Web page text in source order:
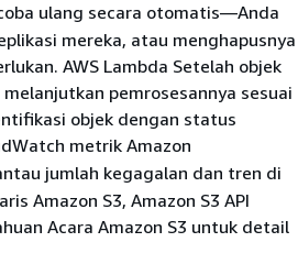
ulang secara otomatis—Anda
mereka, atau menghapusnya
AWS Lambda Setelah objek
pemrosesannya sesuai
objek dengan status
metrik Amazon
jumlah kegagalan dan tren di
Amazon S3, Amazon S3 API
Acara Amazon S3 untuk detail